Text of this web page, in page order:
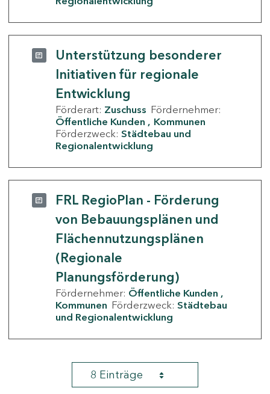
Unterstützung besonderer
Initiativen für regionale
Entwicklung
Förderart: Zuschuss Fördernehmer:
Öffentliche Kunden
Kommunen
Förderzweck: Städtebau und
Regionalentwicklung
FRL RegioPlan - Förderung
von Bebauungsplänen und
Flächennutzungsplänen
(Regionale
Planungsförderung)
Fördernehmer: Öffentliche Kunden
Kommunen Förderzweck: Städtebau
und Regionalentwicklung
8 Einträge